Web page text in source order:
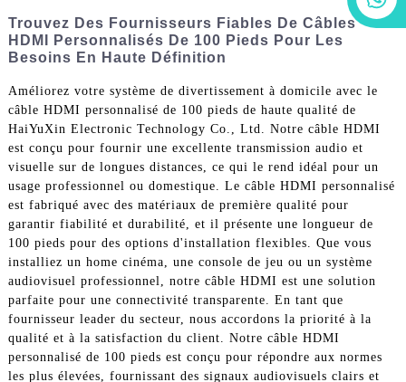
+86 18602095014
Trouvez Des Fournisseurs Fiables De Câbles
HDMI Personnalisés De 100 Pieds Pour Les
Besoins En Haute Définition
Améliorez votre système de divertissement à domicile avec le
câble HDMI personnalisé de 100 pieds de haute qualité de
HaiYuXin Electronic Technology Co., Ltd. Notre câble HDMI
est conçu pour fournir une excellente transmission audio et
visuelle sur de longues distances, ce qui le rend idéal pour un
usage professionnel ou domestique. Le câble HDMI personnalisé
est fabriqué avec des matériaux de première qualité pour
garantir fiabilité et durabilité, et il présente une longueur de
100 pieds pour des options d'installation flexibles. Que vous
installiez un home cinéma, une console de jeu ou un système
audiovisuel professionnel, notre câble HDMI est une solution
parfaite pour une connectivité transparente. En tant que
fournisseur leader du secteur, nous accordons la priorité à la
qualité et à la satisfaction du client. Notre câble HDMI
personnalisé de 100 pieds est conçu pour répondre aux normes
les plus élevées, fournissant des signaux audiovisuels clairs et